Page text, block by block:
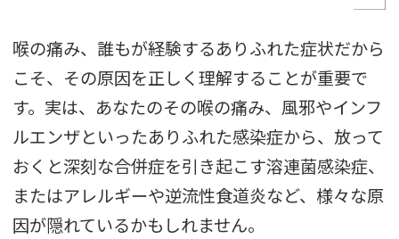
喉の痛み、誰もが経験するありふれた症状だから
こそ、その原因を正しく理解することが重要で
す。実は、あなたのその喉の痛み、風邪やインフ
ルエンザといったありふれた感染症から、放って
おくと深刻な合併症を引き起こす溶連菌感染症、
またはアレルギーや逆流性食道炎など、様々な原
因が隠れているかもしれません。